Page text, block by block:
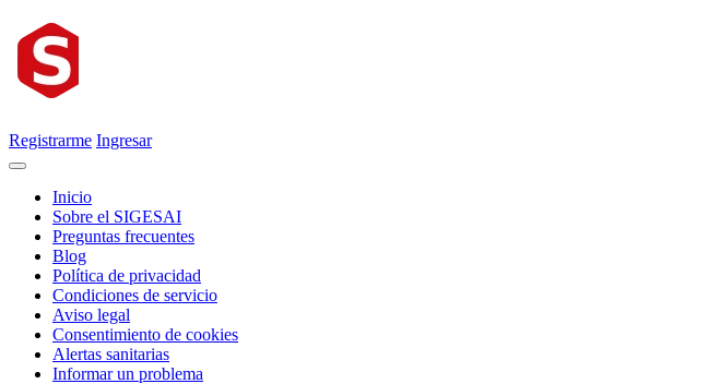
Registrarme Ingresar
Inicio
Sobre el SIGESAI
Preguntas frecuentes
Blog
Política de privacidad
Condiciones de servicio
Aviso legal
Consentimiento de cookies
Alertas sanitarias
Informar un problema